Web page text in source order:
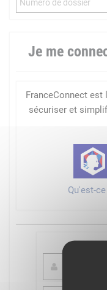
Je me
FranceConnect
sécuriser et
Qu'est-